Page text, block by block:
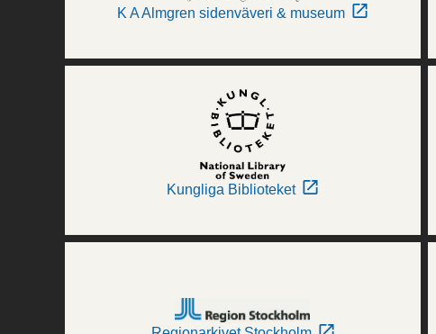
K A Almgren sidenväveri & museum
Kungliga Biblioteket